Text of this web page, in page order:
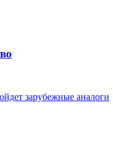
зарубежные аналоги